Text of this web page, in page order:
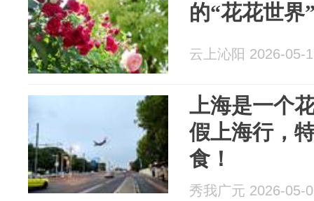
的“花花世界
云上沁阳 2026-05-
上海是一个
假上海行，
食！
秀我广元 2026-05-